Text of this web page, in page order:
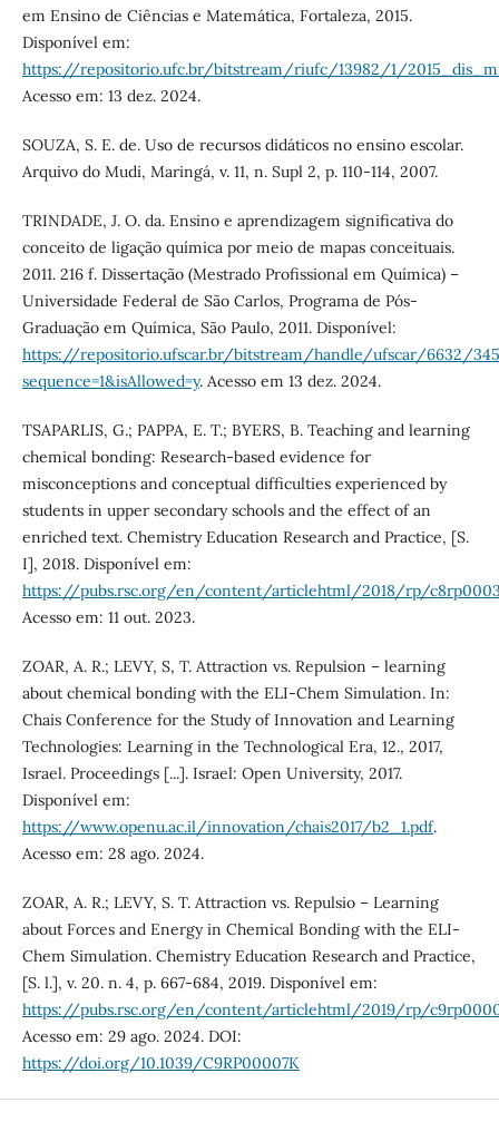
em Ensino de Ciências e Matemática, Fortaleza, 2015.
Disponível em:
https://repositorio.ufc.br/bitstream/riufc/13982/1/
Acesso em: 13 dez. 2024.
SOUZA, S. E. de. Uso de recursos didáticos no ensino escolar.
Arquivo do Mudi, Maringá, v. 11, n. Supl 2, p. 110-114, 2007.
TRINDADE, J. O. da. Ensino e aprendizagem significativa do
conceito de ligação química por meio de mapas conceituais.
2011. 216 f. Dissertação (Mestrado Profissional em Química) –
Universidade Federal de São Carlos, Programa de Pós-
Graduação em Química, São Paulo, 2011. Disponível:
https://repositorio.ufscar.br/bitstream/handle/ufscar/6632/
sequence=1&isAllowed=y. Acesso em 13 dez. 2024.
TSAPARLIS, G.; PAPPA, E. T.; BYERS, B. Teaching and learning
chemical bonding: Research-based evidence for
misconceptions and conceptual difficulties experienced by
students in upper secondary schools and the effect of an
enriched text. Chemistry Education Research and Practice, [S.
I], 2018. Disponível em:
https://pubs.rsc.org/en/content/articlehtml/2018/rp/
Acesso em: 11 out. 2023.
ZOAR, A. R.; LEVY, S, T. Attraction vs. Repulsion – learning
about chemical bonding with the ELI-Chem Simulation. In:
Chais Conference for the Study of Innovation and Learning
Technologies: Learning in the Technological Era, 12., 2017,
Israel. Proceedings [...]. Israel: Open University, 2017.
Disponível em:
https://www.openu.ac.il/innovation/chais2017/b2_1.pdf.
Acesso em: 28 ago. 2024.
ZOAR, A. R.; LEVY, S. T. Attraction vs. Repulsio – Learning
about Forces and Energy in Chemical Bonding with the ELI-
Chem Simulation. Chemistry Education Research and Practice,
[S. l.], v. 20. n. 4, p. 667-684, 2019. Disponível em:
https://pubs.rsc.org/en/content/articlehtml/2019/rp/
Acesso em: 29 ago. 2024. DOI:
https://doi.org/10.1039/C9RP00007K